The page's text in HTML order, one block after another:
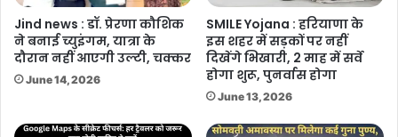
Jind news : डॉ. प्रेरणा कौशिक
ने बनाई च्युइंगम, यात्रा के
दौरान नहीं आएगी उल्टी, चक्कर
June 14, 2026
SMILE Yojana : हरियाणा के
इस शहर में सड़कों पर नहीं
दिखेंगे भिखारी, 2 माह में सर्वे
होगा शुरू, पुनर्वास होगा
June 13, 2026